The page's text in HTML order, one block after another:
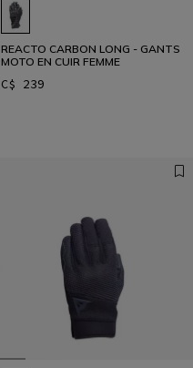
REACTO CARBON LONG - GANTS
MOTO EN CUIR FEMME
C$ 239